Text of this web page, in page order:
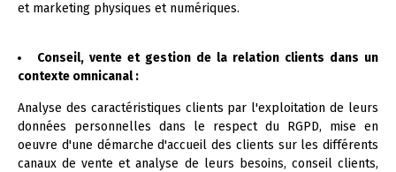
et marketing physiques et numériques.
Conseil, vente et gestion de la relation clients dans un
contexte omnicanal :
Analyse des caractéristiques clients par l'exploitation de leurs
données personnelles dans le respect du RGPD, mise en
oeuvre d'une démarche d'accueil des clients sur les différents
canaux de vente et analyse de leurs besoins, conseil clients,